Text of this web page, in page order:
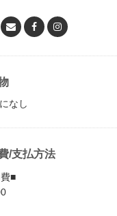
なし
/支払方法
■